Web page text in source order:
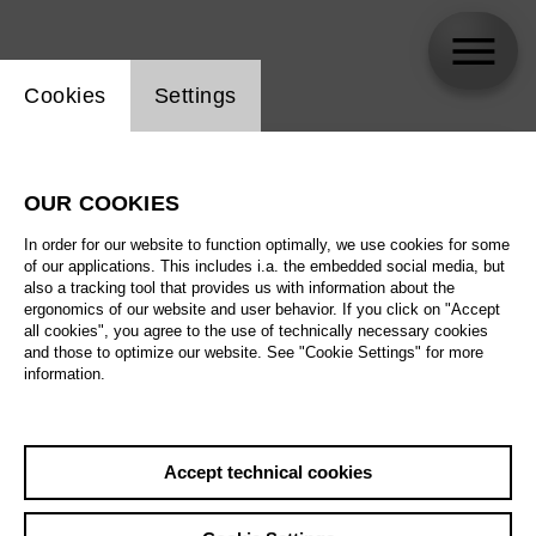
All artistic fields
All locations
All features
Sat29.8.
Website cookie setting
Cookies Settings
OUR COOKIES
In order for our website to function optimally, we use cookies for some
of our applications. This includes i.a. the embedded social media, but
also a tracking tool that provides us with information about the
ergonomics of our website and user behavior. If you click on "Accept
all cookies", you agree to the use of technically necessary cookies
and those to optimize our website. See "Cookie Settings" for more
information.
Accept technical cookies